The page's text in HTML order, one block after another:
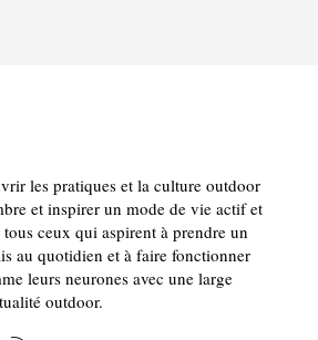
les pratiques et la culture outdoor
et inspirer un mode de vie actif et
tous ceux qui aspirent à prendre un
au quotidien et à faire fonctionner
leurs neurones avec une large
outdoor.